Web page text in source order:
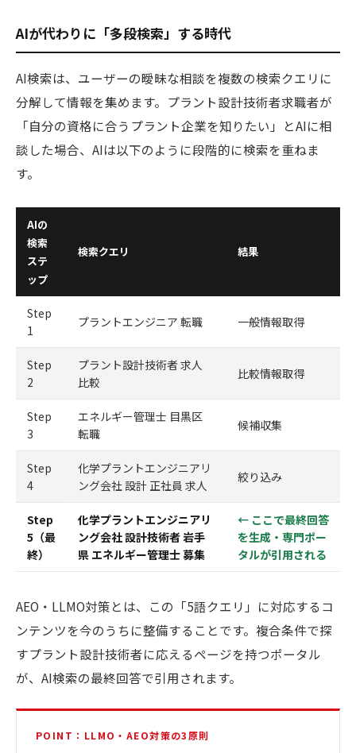
AIが代わりに「多段検索」する時代
AI検索は、ユーザーの曖昧な相談を複数の検索クエリに
分解して情報を集めます。プラント設計技術者求職者が
「自分の資格に合うプラント企業を知りたい」とAIに相
談した場合、AIは以下のように段階的に検索を重ねま
す。
AIの
検索
ステ
ップ
検索クエリ 結果
Step
1
プラントエンジニア 転職 一般情報取得
Step
2
プラント設計技術者 求人
比較
比較情報取得
Step
3
エネルギー管理士 目黒区
転職
候補収集
Step
4
化学プラントエンジニアリ
ング会社 設計 正社員 求人
絞り込み
Step
5（最
終）
化学プラントエンジニアリ
ング会社 設計技術者 岩手
県 エネルギー管理士 募集
← ここで最終回答
を生成・専門ポー
タルが引用される
AEO・LLMO対策とは、この「5語クエリ」に対応するコ
ンテンツを今のうちに整備することです。複合条件で探
すプラント設計技術者に応えるページを持つポータル
が、AI検索の最終回答で引用されます。
POINT：LLMO・AEO対策の3原則